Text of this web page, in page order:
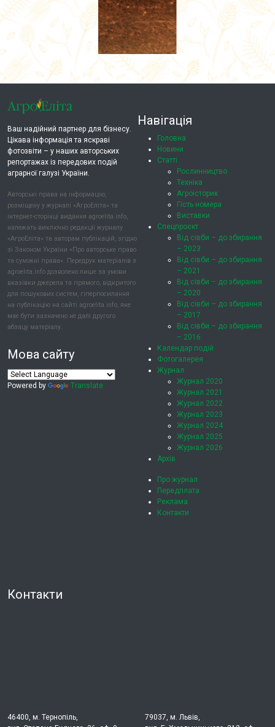
Ваш надійний партнер для бізнесу.
Цікава інформація та яскраві
фотозвіти – у наших авторських
репортажах із передових подій
аграрної галузі України.
Авторські права на інформацію,
розміщену у журналі «АгроЕліта» та
інтернет-сторінці видання agroelita.info,
належать виключно редакції журналу
«АгроЕліта» та авторам публікацій, згідно
зі Законом України «Про авторське право
та суміжні права». Передрук матеріалів з
agroelita.info дозволено лише за умови
вказівки джерела та прямого, відкритого
для пошукових систем, гіперпосилання
на публікацію на сайті agroelita.info, яке
має бути зазначено не далі другого
абзацу матеріалу.
Мова сайту
Powered by Translate
Навігація
Головна
Новини
Статті
Рослинництво
Техніка
Агроісторик
Гість номера
Виставки
Спецпроєкт
Від сівби – до збирання
– 2023
Від сівби – до збирання
– 2021
Від сівби – до збирання
– 2020
Від сівби – до збирання
– 2017
Від сівби – до збирання
– 2016
Календар подій
Фотогалерея
Журнал
Журнал 2020
Журнал 2021
Журнал 2022
Журнал 2023
Журнал 2024
Журнал 2025
Журнал 2026
Архів
Про журнал
Передплата
Реклама
Контакти
Контакти
46400, м. Тернопіль,
79037, м. Львів,